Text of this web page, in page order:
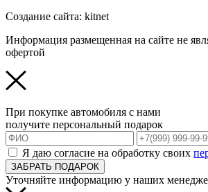
Создание сайта: kitnet
Информация размещенная на сайте не
офертой
При покупке автомобиля с нами
получите персональный подарок
Я даю согласие на обработку своих
ЗАБРАТЬ ПОДАРОК
Уточняйте информацию у наших